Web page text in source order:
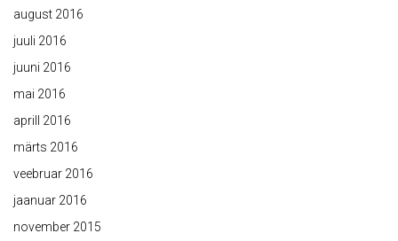
august 2016
juuli 2016
juuni 2016
mai 2016
aprill 2016
märts 2016
veebruar 2016
jaanuar 2016
november 2015